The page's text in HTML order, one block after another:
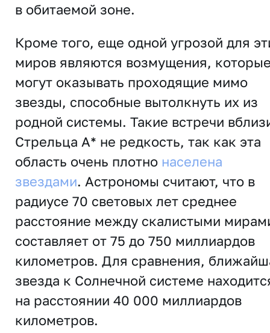
в обитаемой зоне.
Кроме того, еще одной угрозой для
миров являются возмущения,
могут оказывать проходящие мимо
звезды, способные вытолкнуть их из
родной системы. Такие встречи
Стрельца A* не редкость, так как эта
область очень плотно населена
звездами. Астрономы считают, что в
радиусе 70 световых лет среднее
расстояние между скалистыми
составляет от 75 до 750 миллиардов
километров. Для сравнения,
звезда к Солнечной системе
на расстоянии 40 000 миллиардов
километров.